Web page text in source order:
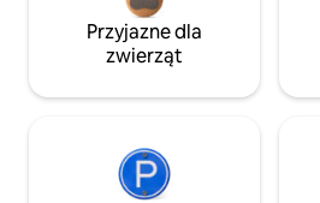
Przyjazne dla
zwierząt